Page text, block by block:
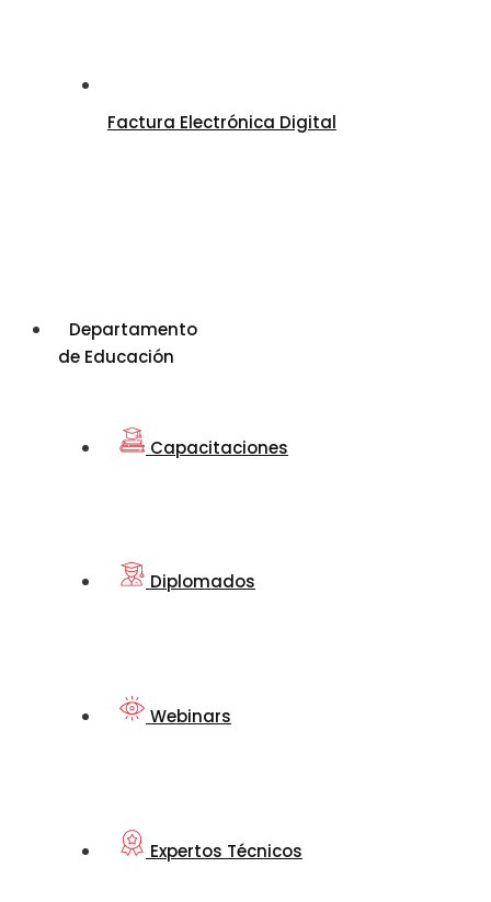
Factura Electrónica Digital
Departamento
de Educación
Capacitaciones
Diplomados
Webinars
Expertos Técnicos